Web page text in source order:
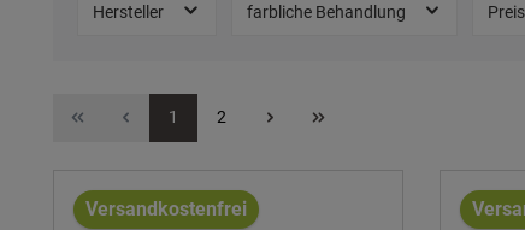
Hersteller farbliche Behandlung Preis
1 2
Versandkostenfrei